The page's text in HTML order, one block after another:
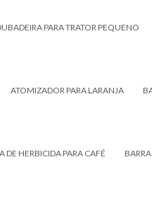
PARA TRATOR PEQUENO
ATOMIZADOR PARA LARANJA
DE HERBICIDA PARA CAFÉ